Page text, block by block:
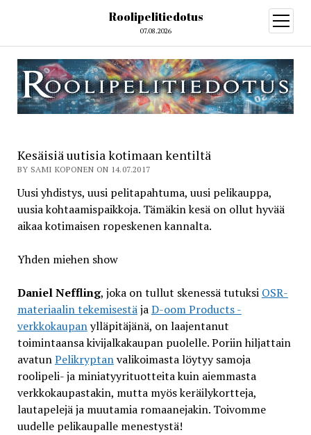
Roolipelitiedotus
07.08.2026
open
menu
Kesäisiä uutisia kotimaan kentiltä
BY SAMI KOPONEN ON 14.07.2017
Uusi yhdistys, uusi pelitapahtuma, uusi pelikauppa,
uusia kohtaamispaikkoja. Tämäkin kesä on ollut hyvää
aikaa kotimaisen ropeskenen kannalta.
Yhden miehen show
Daniel Neffling, joka on tullut skenessä tutuksi OSR-
materiaalin tekemisestäjaD-oom Products -
verkkokaupanylläpitäjänä, on laajentanut
toimintaansa kivijalkakaupan puolelle. Poriin hiljattain
avatunPelikryptanvalikoimasta löytyy samoja
roolipeli- ja miniatyyrituotteita kuin aiemmasta
verkkokaupastakin, mutta myös keräilykortteja,
lautapelejä ja muutamia romaanejakin. Toivomme
uudelle pelikaupalle menestystä!